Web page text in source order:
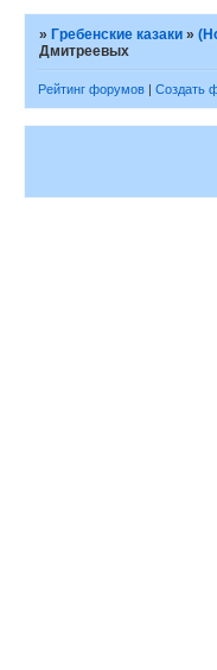
» Гребенские казаки »
Дмитреевых
Рейтинг форумов | Создать